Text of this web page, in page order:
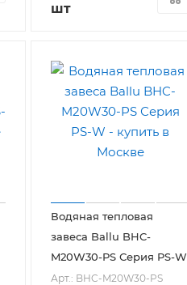
шт
Водяная тепловая
завеса Ballu BHC-
M20W30-PS Серия PS-W
Арт.: BHC-M20W30-PS